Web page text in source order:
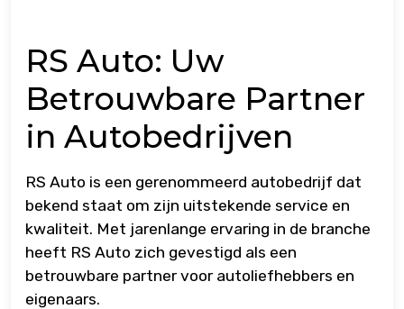
RS Auto: Uw
Betrouwbare Partner
in Autobedrijven
RS Auto is een gerenommeerd autobedrijf dat
bekend staat om zijn uitstekende service en
kwaliteit. Met jarenlange ervaring in de branche
heeft RS Auto zich gevestigd als een
betrouwbare partner voor autoliefhebbers en
eigenaars.